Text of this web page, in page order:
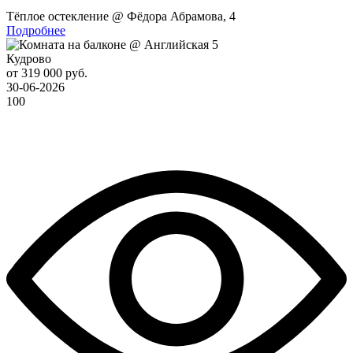
Тёплое остекление @ Фёдора Абрамова, 4
Подробнее
Кудрово
от 319 000 руб.
30-06-2026
100